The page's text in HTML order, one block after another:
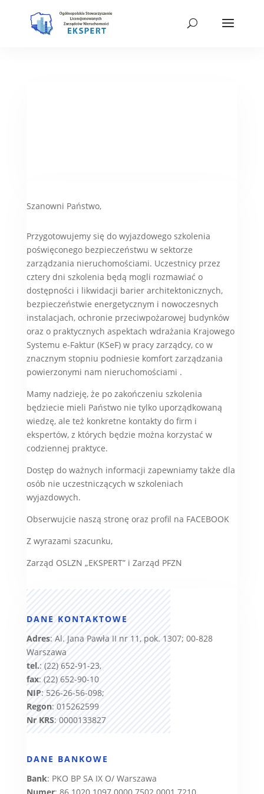
Szanowni Państwo,
Przygotowujemy się do wyjazdowego szkolenia
poświęconego bezpieczeństwu w sektorze
zarządzania nieruchomościami. Uczestnicy przez
cztery dni szkolenia będą mogli rozmawiać o
dostępności i likwidacji barier architektonicznych,
bezpieczeństwie energetycznym i nowoczesnych
instalacjach, ochronie przeciwpożarowej budynków
oraz o praktycznych aspektach wdrażania Krajowego
Systemu e-Faktur (KSeF) w pracy zarządcy, co w
znacznym stopniu podniesie komfort zarządzania
powierzonymi nam nieruchomościami .
Mamy nadzieję, że po zakończeniu szkolenia
będziecie mieli Państwo nie tylko uporządkowaną
wiedzę, ale też konkretne kontakty do firm i
ekspertów, z których będzie można korzystać w
codziennej praktyce.
Dostęp do ważnych informacji zapewniamy także dla
osób nie uczestniczących w szkoleniach
wyjazdowych.
Obserwujcie naszą stronę oraz profil na FACEBOOK
Z wyrazami szacunku,
Zarząd OSLZN „EKSPERT” i Zarząd PFZN
DANE KONTAKTOWE
Adres: Al. Jana Pawła II nr 11, pok. 1307; 00-828
Warszawa
tel.: (22) 652-91-23,
fax: (22) 652-90-10
NIP: 526-26-56-098;
Regon: 015262599
Nr KRS: 0000133827
DANE BANKOWE
Bank: PKO BP SA IX O/ Warszawa